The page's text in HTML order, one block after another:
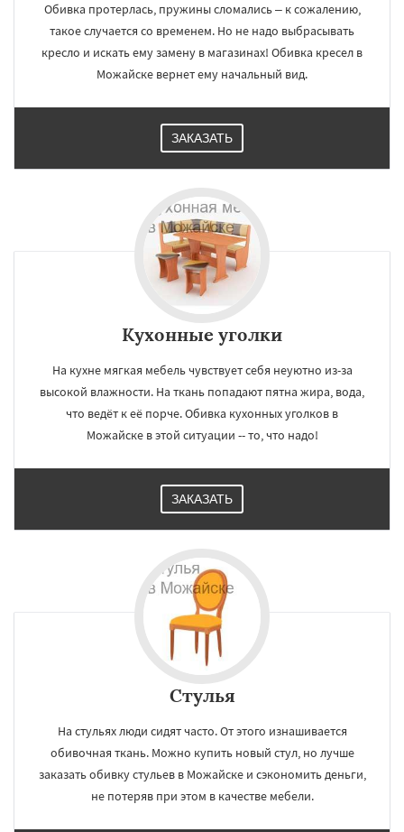
Обивка протерлась, пружины сломались – к сожалению,
такое случается со временем. Но не надо выбрасывать
кресло и искать ему замену в магазинах! Обивка кресел в
Можайске вернет ему начальный вид.
ЗАКАЗАТЬ
Кухонные уголки
На кухне мягкая мебель чувствует себя неуютно из-за
высокой влажности. На ткань попадают пятна жира, вода,
что ведёт к её порче. Обивка кухонных уголков в
Можайске в этой ситуации -- то, что надо!
ЗАКАЗАТЬ
Стулья
На стульях люди сидят часто. От этого изнашивается
обивочная ткань. Можно купить новый стул, но лучше
заказать обивку стульев в Можайске и сэкономить деньги,
не потеряв при этом в качестве мебели.